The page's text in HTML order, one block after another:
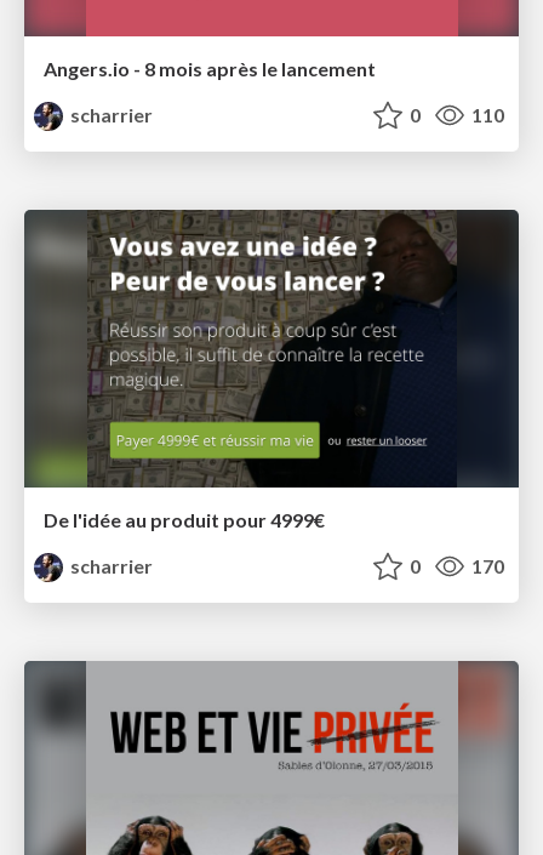
Angers.io - 8 mois après le lancement
scharrier
0 110
De l'idée au produit pour 4999€
scharrier
0 170